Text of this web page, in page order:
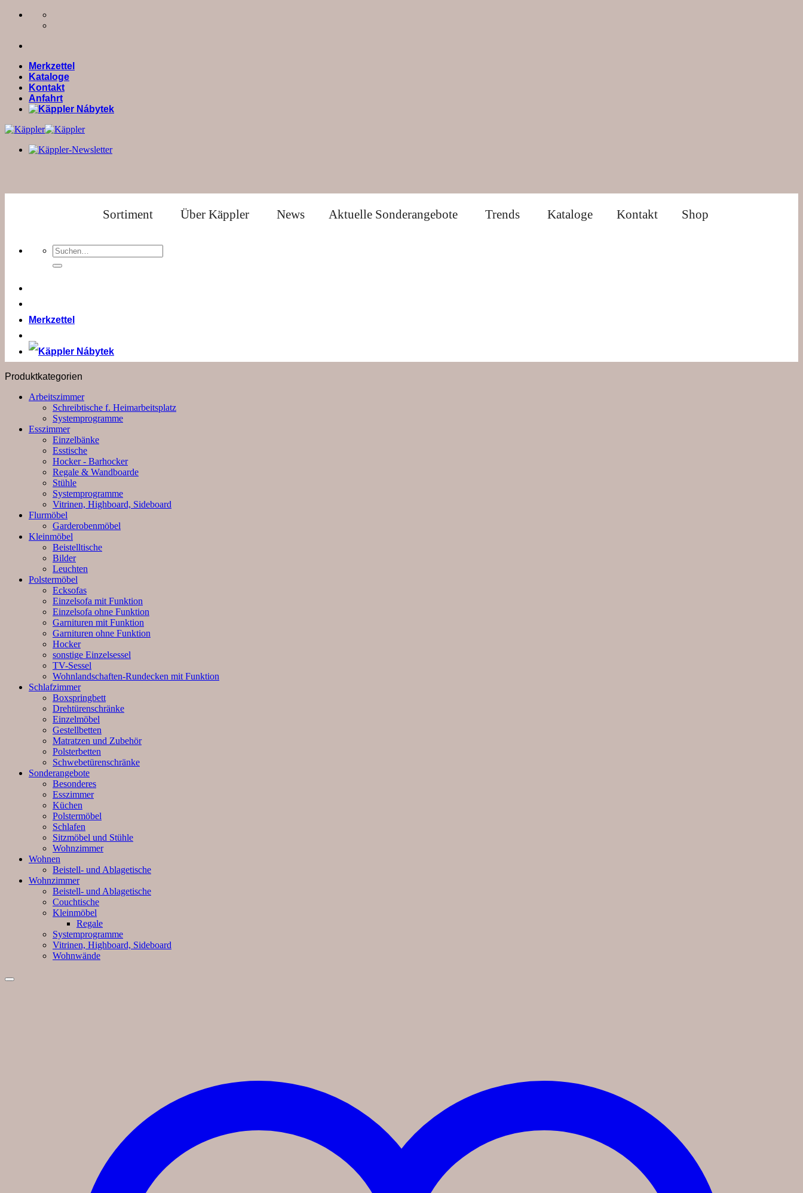
Zum
Merkzettel
Kataloge
Kontakt
Anfahrt
Sortiment Über Käppler News Aktuelle Sonderangebote Trends Kataloge Kontakt Shop
Suchen
nach:
Merkzettel
Produktkategorien
Arbeitszimmer
Schreibtische f. Heimarbeitsplatz
Systemprogramme
Esszimmer
Einzelbänke
Esstische
Hocker - Barhocker
Regale & Wandboarde
Stühle
Systemprogramme
Vitrinen, Highboard, Sideboard
Flurmöbel
Garderobenmöbel
Kleinmöbel
Beistelltische
Bilder
Leuchten
Polstermöbel
Ecksofas
Einzelsofa mit Funktion
Einzelsofa ohne Funktion
Garnituren mit Funktion
Garnituren ohne Funktion
Hocker
sonstige Einzelsessel
TV-Sessel
Wohnlandschaften-Rundecken mit Funktion
Schlafzimmer
Boxspringbett
Drehtürenschränke
Einzelmöbel
Gestellbetten
Matratzen und Zubehör
Polsterbetten
Schwebetürenschränke
Sonderangebote
Besonderes
Esszimmer
Küchen
Polstermöbel
Schlafen
Sitzmöbel und Stühle
Wohnzimmer
Wohnen
Beistell- und Ablagetische
Wohnzimmer
Beistell- und Ablagetische
Couchtische
Kleinmöbel
Regale
Systemprogramme
Vitrinen, Highboard, Sideboard
Wohnwände